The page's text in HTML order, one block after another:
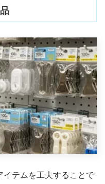
イテムを工夫することで